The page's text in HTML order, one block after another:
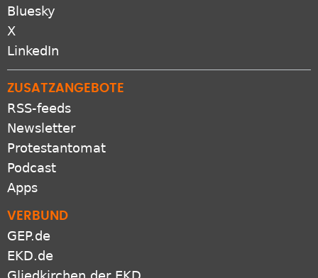
Bluesky
X
LinkedIn
ZUSATZANGEBOTE
RSS-feeds
Newsletter
Protestantomat
Podcast
Apps
VERBUND
GEP.de
EKD.de